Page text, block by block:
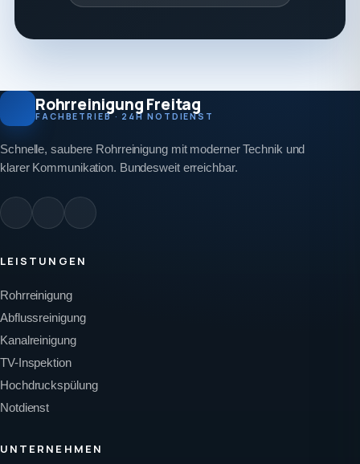
Rohrreinigung Freitag
FACHBETRIEB · 24H NOTDIENST
Schnelle, saubere Rohrreinigung mit moderner Technik und
klarer Kommunikation. Bundesweit erreichbar.
LEISTUNGEN
Rohrreinigung
Abflussreinigung
Kanalreinigung
TV-Inspektion
Hochdruckspülung
Notdienst
UNTERNEHMEN